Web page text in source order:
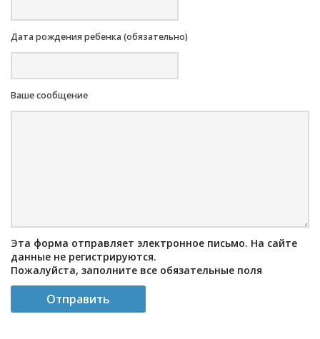
Дата рождения ребенка (обязательно)
Ваше сообщение
Эта форма отправляет электронное письмо. На сайте
данные не регистрируются.
Пожалуйста, заполните все обязательные поля